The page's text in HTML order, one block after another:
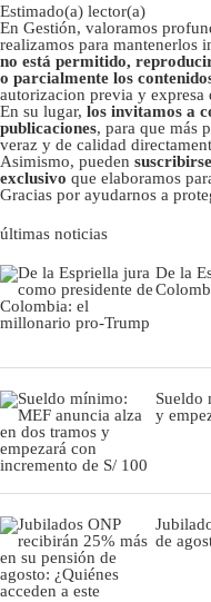
Estimado(a) lector(a)
En Gestión, valoramos
realizamos para mantenerlos
no está permitido,
o parcialmente los
autorizacion previa y expresa
En su lugar, los invitamos a
publicaciones, para que más
veraz y de calidad
Asimismo, pueden
exclusivo que elaboramos
Gracias por ayudarnos a
últimas noticias
De la
Sueldo
y
de